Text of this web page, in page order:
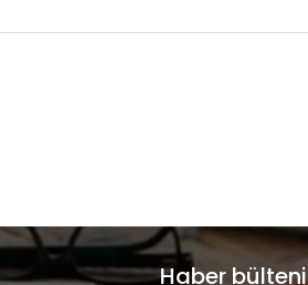
Haber bülteni